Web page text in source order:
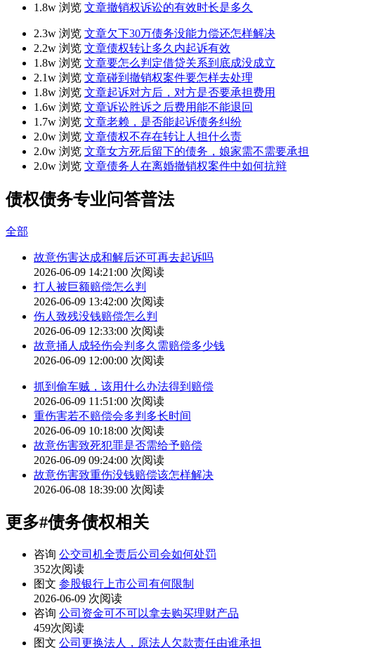
1.8w 浏览 文章撤销权诉讼的有效时长是多久
2.3w 浏览 文章欠下30万债务没能力偿还怎样解决
2.2w 浏览 文章债权转让多久内起诉有效
1.8w 浏览 文章要怎么判定借贷关系到底成没成立
2.1w 浏览 文章碰到撤销权案件要怎样去处理
1.8w 浏览 文章起诉对方后，对方是否要承担费用
1.6w 浏览 文章诉讼胜诉之后费用能不能退回
1.7w 浏览 文章老赖，是否能起诉债务纠纷
2.0w 浏览 文章债权不存在转让人担什么责
2.0w 浏览 文章女方死后留下的债务，娘家需不需要承担
2.0w 浏览 文章债务人在离婚撤销权案件中如何抗辩
债权债务专业问答普法
全部
故意伤害达成和解后还可再去起诉吗
2026-06-09 14:21:00 次阅读
打人被巨额赔偿怎么判
2026-06-09 13:42:00 次阅读
伤人致残没钱赔偿怎么判
2026-06-09 12:33:00 次阅读
故意捅人成轻伤会判多久需赔偿多少钱
2026-06-09 12:00:00 次阅读
抓到偷车贼，该用什么办法得到赔偿
2026-06-09 11:51:00 次阅读
重伤害若不赔偿会多判多长时间
2026-06-09 10:18:00 次阅读
故意伤害致死犯罪是否需给予赔偿
2026-06-09 09:24:00 次阅读
故意伤害致重伤没钱赔偿该怎样解决
2026-06-08 18:39:00 次阅读
更多#债务债权相关
咨询 公交司机全责后公司会如何处罚
352次阅读
图文 参股银行上市公司有何限制
2026-06-09 次阅读
咨询 公司资金可不可以拿去购买理财产品
459次阅读
图文 公司更换法人，原法人欠款责任由谁承担